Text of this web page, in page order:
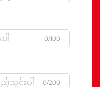
0/100
0/200